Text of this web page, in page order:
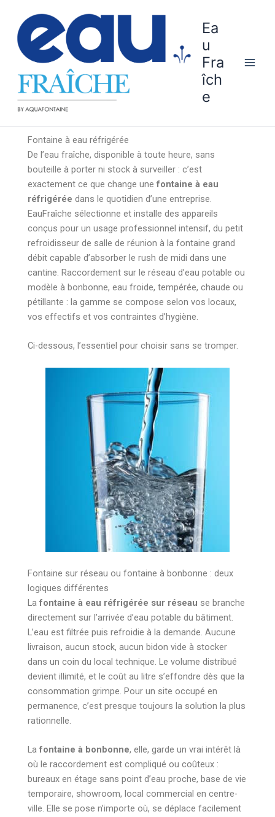
contenu
Ea
u
Fra
îch
e
Fontaine à eau réfrigérée
De l’eau fraîche, disponible à toute heure, sans
bouteille à porter ni stock à surveiller : c’est
exactement ce que change une fontaine à eau
réfrigérée dans le quotidien d’une entreprise.
EauFraîche sélectionne et installe des appareils
conçus pour un usage professionnel intensif, du petit
refroidisseur de salle de réunion à la fontaine grand
débit capable d’absorber le rush de midi dans une
cantine. Raccordement sur le réseau d’eau potable ou
modèle à bonbonne, eau froide, tempérée, chaude ou
pétillante : la gamme se compose selon vos locaux,
vos effectifs et vos contraintes d’hygiène.
Ci-dessous, l’essentiel pour choisir sans se tromper.
Fontaine sur réseau ou fontaine à bonbonne : deux
logiques différentes
La fontaine à eau réfrigérée sur réseau se branche
directement sur l’arrivée d’eau potable du bâtiment.
L’eau est filtrée puis refroidie à la demande. Aucune
livraison, aucun stock, aucun bidon vide à stocker
dans un coin du local technique. Le volume distribué
devient illimité, et le coût au litre s’effondre dès que la
consommation grimpe. Pour un site occupé en
permanence, c’est presque toujours la solution la plus
rationnelle.
La fontaine à bonbonne, elle, garde un vrai intérêt là
où le raccordement est compliqué ou coûteux :
bureaux en étage sans point d’eau proche, base de vie
temporaire, showroom, local commercial en centre-
ville. Elle se pose n’importe où, se déplace facilement